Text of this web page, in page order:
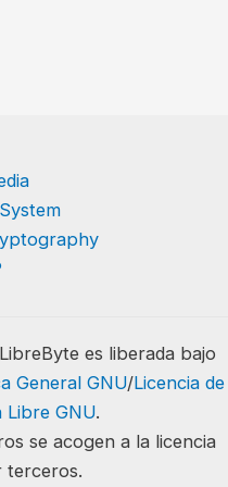
es liberada bajo
General GNU/Licencia de
Libre GNU.
se acogen a la licencia
terceros.